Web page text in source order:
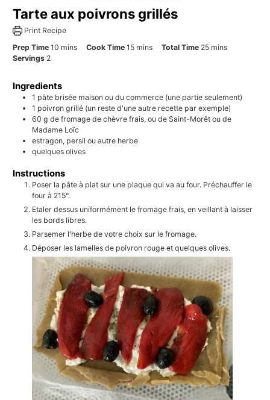
Tarte aux poivrons grillés
Print Recipe
Prep Time10 minutes
mins Cook Time 15minutes
mins Total Time 25minutes
mins
Servings 2
Ingredients
1 pâte brisée maison ou du commerce (une partie seulement)
1 poivron grillé (un reste d'une autre recette par exemple)
60 g de fromage de chèvre frais, ou de Saint-Morêt ou de
Madame Loïc
estragon, persil ou autre herbe
quelques olives
Instructions
Poser la pâte à plat sur une plaque qui va au four. Préchauffer le
four à 215°.
Etaler dessus uniformément le fromage frais, en veillant à laisser
les bords libres.
Parsemer l'herbe de votre choix sur le fromage.
Déposer les lamelles de poivron rouge et quelques olives.